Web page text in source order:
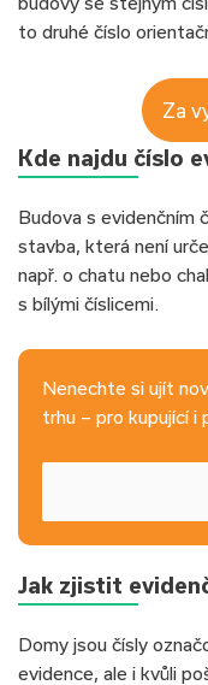
to druhé číslo
Za
Kde najdu číslo
Budova s evidenčním
stavba, která není
např. o chatu nebo
s bílými číslicemi.
Nenechte si ujít
trhu – pro kupující i
Jak zjistit
Domy jsou čísly
evidence, ale i kvůli